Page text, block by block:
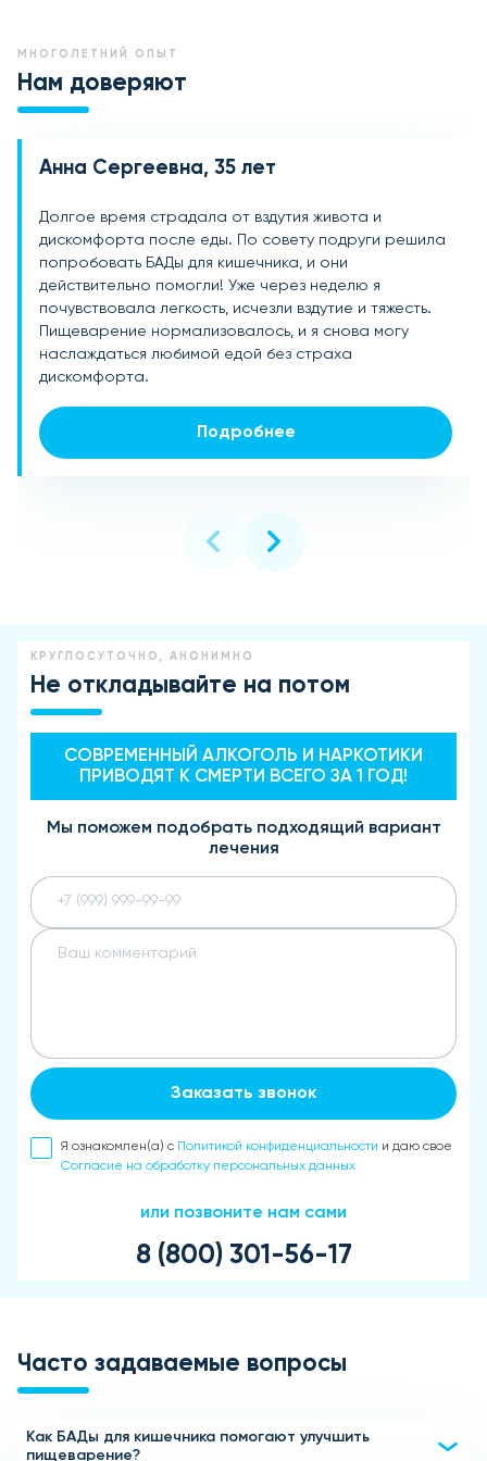
МНОГОЛЕТНИЙ ОПЫТ
Нам доверяют
Анна Сергеевна, 35 лет
Долгое время страдала от вздутия живота и
дискомфорта после еды. По совету подруги решила
попробовать БАДы для кишечника, и они
действительно помогли! Уже через неделю я
почувствовала легкость, исчезли вздутие и тяжесть.
Пищеварение нормализовалось, и я снова могу
наслаждаться любимой едой без страха
дискомфорта.
Подробнее
Игорь Михайлович, 42 года
После курса антибиотиков начались проблемы с
кишечником: вздутие, расстройства и тяжесть. Решил
попробовать БАДы для кишечника, и они отлично
помогли восстановиться! Через пару недель я уже
забыл о проблемах, нормализовался стул, а общее
самочувствие стало намного лучше. Отличный
продукт!
Подробнее
Марина Викторовна, 29 лет
Постоянные стрессы и нерегулярное питание сильно
отразились на работе кишечника. Начала
принимать БАДы для кишечника, и это стало
настоящим спасением! Пропали вздутие и
дискомфорт, улучшилось пищеварение. Сейчас я
чувствую себя значительно легче и энергичнее.
КРУГЛОСУТОЧНО, АНОНИМНО
Не откладывайте на потом
СОВРЕМЕННЫЙ АЛКОГОЛЬ И НАРКОТИКИ
ПРИВОДЯТ К СМЕРТИ ВСЕГО ЗА 1 ГОД!
Мы поможем подобрать подходящий вариант
лечения
Заказать звонок
Я ознакомлен(а) с Политикой конфиденциальности и даю свое
Согласие на обработку персональных данных
или позвоните нам сами
8 (800) 301-56-17
Часто задаваемые вопросы
Как БАДы для кишечника помогают улучшить
пищеварение?